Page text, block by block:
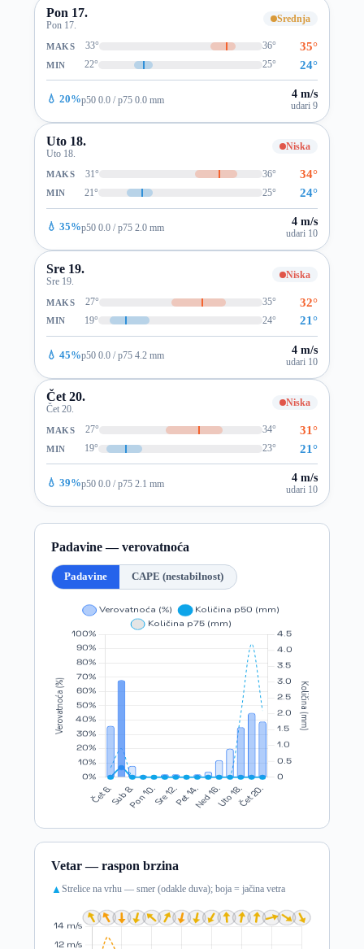
Pon 17.
Pon 17.
Srednja
MAKS 33° 36° 35°
MIN 22° 25° 24°
💧 20%p50 0.0 / p75 0.0 mm 4 m/s
udari 9
Uto 18.
Uto 18.
Niska
MAKS 31° 36° 34°
MIN 21° 25° 24°
💧 35%p50 0.0 / p75 2.0 mm 4 m/s
udari 10
Sre 19.
Sre 19.
Niska
MAKS 27° 35° 32°
MIN 19° 24° 21°
💧 45%p50 0.0 / p75 4.2 mm 4 m/s
udari 10
Čet 20.
Čet 20.
Niska
MAKS 27° 34° 31°
MIN 19° 23° 21°
💧 39%p50 0.0 / p75 2.1 mm 4 m/s
udari 10
Padavine — verovatnoća
Padavine CAPE (nestabilnost)
Vetar — raspon brzina
▲ Strelice na vrhu — smer (odakle duva); boja = jačina vetra